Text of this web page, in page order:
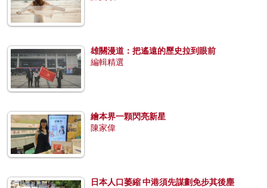
雄關漫道：把遙遠的歷史拉到眼前
編輯精選
繪本界一顆閃亮新星
陳家偉
日本人口萎縮 中港須先謀劃免步其後塵